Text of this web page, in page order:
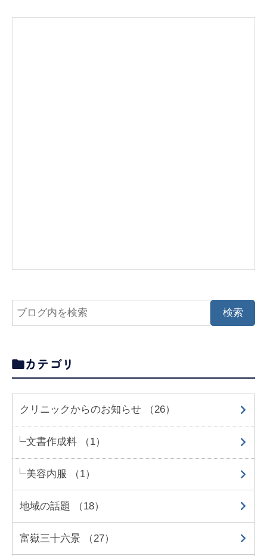
カテゴリ
クリニックからのお知らせ （26）
文書作成料 （1）
美容内服 （1）
地域の話題 （18）
富嶽三十六景 （27）